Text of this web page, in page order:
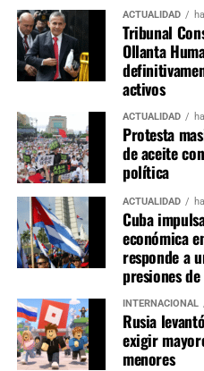
castigar a los responsables
cometidos; resulta
de selección, implementar
rigurosos y garantizar
Mientras la corrupción siga
PNP, continuará
institución que debería
el primer frente de lucha
ACTUALIDAD
Tribunal
Ollanta
activos
ACTUALIDAD
Protesta
de aceite
política
ACTUALIDAD
Cuba
económica
responde a
presiones
INTERNACIONAL
Rusia
exigir
menores